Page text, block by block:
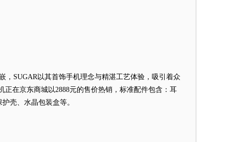
SUGAR以其首饰手机理念与精湛工艺体验，吸引着众
正在京东商城以2888元的售价热销，标准配件包含：耳
壳、水晶包装盒等。